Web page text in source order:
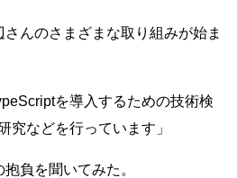
んのさまざまな取り組みが始ま
を導入するための技術検
究などを行っています」
負を聞いてみた。